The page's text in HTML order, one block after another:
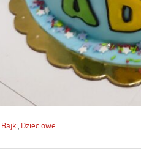
Bajki, Dzieciowe